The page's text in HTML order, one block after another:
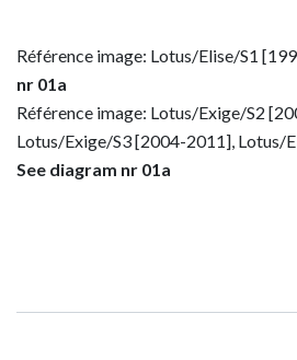
Référence image: Lotus/Elise/S1
nr 01a
Référence image: Lotus/Exige/S2
Lotus/Exige/S3 [2004-2011], Lotus/
See diagram nr 01a